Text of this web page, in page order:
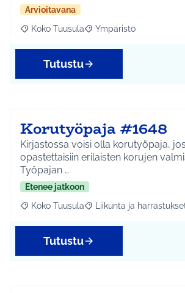
Arvioitavana
Rajaa tulokset aihepiirin mukaan: Koko
Koko Tuusula Rajaa tulokset teeman
Ympäristö
Tutustu
Korutyöpaja #1648
Kirjastossa voisi olla korutyöpaja,
opastettaisiin erilaisten korujen
Työpajan …
Etenee jatkoon
Rajaa tulokset aihepiirin mukaan: Koko
Koko Tuusula Rajaa tulokset teeman
Liikunta ja
Tutustu